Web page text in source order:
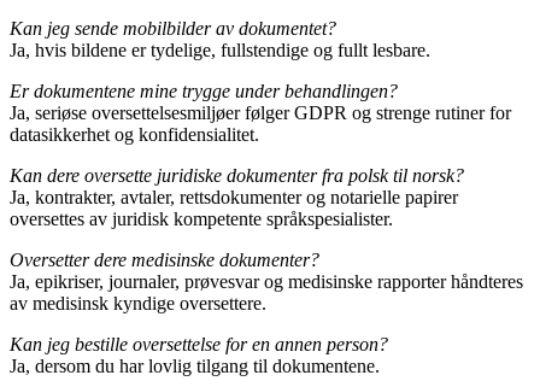
Kan jeg sende mobilbilder av dokumentet?
Ja, hvis bildene er tydelige, fullstendige og fullt lesbare.
Er dokumentene mine trygge under behandlingen?
Ja, seriøse oversettelsesmiljøer følger GDPR og strenge rutiner for
datasikkerhet og konfidensialitet.
Kan dere oversette juridiske dokumenter fra polsk til norsk?
Ja, kontrakter, avtaler, rettsdokumenter og notarielle papirer
oversettes av juridisk kompetente språkspesialister.
Oversetter dere medisinske dokumenter?
Ja, epikriser, journaler, prøvesvar og medisinske rapporter håndteres
av medisinsk kyndige oversettere.
Kan jeg bestille oversettelse for en annen person?
Ja, dersom du har lovlig tilgang til dokumentene.